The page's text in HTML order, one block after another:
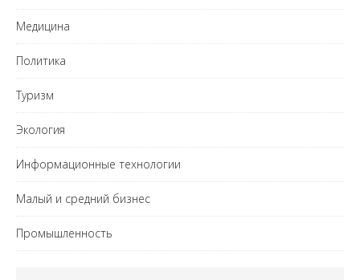
Медицина
Политика
Туризм
Экология
Информационные технологии
Малый и средний бизнес
Промышленность